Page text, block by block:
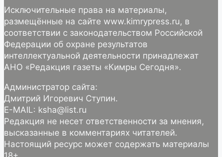
Исключительные права на материалы,
размещённые на сайте www.kimrypress.ru, в
соответствии с законодательством Российской
Федерации об охране результатов
интеллектуальной деятельности принадлежат
АНО «Редакция газеты «Кимры Сегодня».
Администратор сайта:
Дмитрий Игоревич Ступин.
E-MAIL: ksha@list.ru
Редакция не несет ответственности за мнения,
высказанные в комментариях читателей.
Настоящий ресурс может содержать материалы